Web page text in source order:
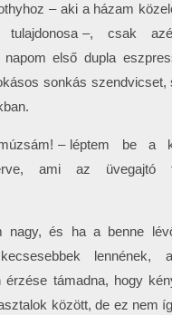
– aki a házam
tulajdonosa –, csak
napom első dupla
sonkás szendvicset,
– léptem be a
ami az üvegajtó
nagy, és ha a benne
lennének,
érzése támadna, hogy
között, de ez nem